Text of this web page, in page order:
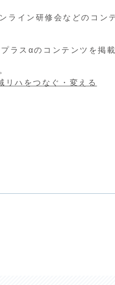
ライン研修会などのコン
スαのコンテンツを掲載
ハをつなぐ・変える